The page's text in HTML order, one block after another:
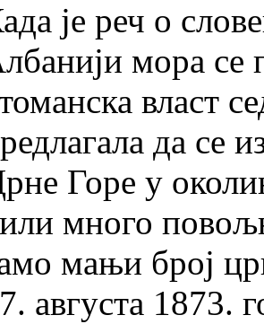
je реч о
мора се
власт
да се
Горе у
много
мањи број
августа 1873.